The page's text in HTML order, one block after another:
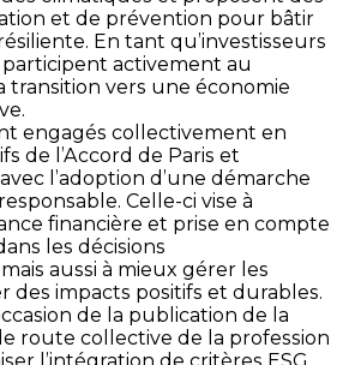
et de prévention pour bâtir
En tant qu’investisseurs
activement au
transition vers une économie
engagés collectivement en
de l’Accord de Paris et
l’adoption d’une démarche
Celle-ci vise à
financière et prise en compte
les décisions
aussi à mieux gérer les
des impacts positifs et durables.
de la publication de la
route collective de la profession
l’intégration de critères ESG